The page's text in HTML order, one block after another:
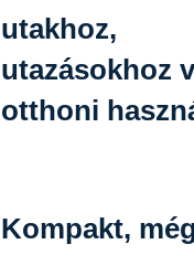
utakhoz,
utazásokhoz
otthoni
Kompakt,